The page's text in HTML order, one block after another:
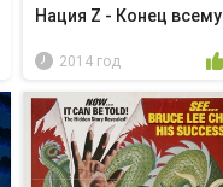
Нация Z - Конец всему
2014 год